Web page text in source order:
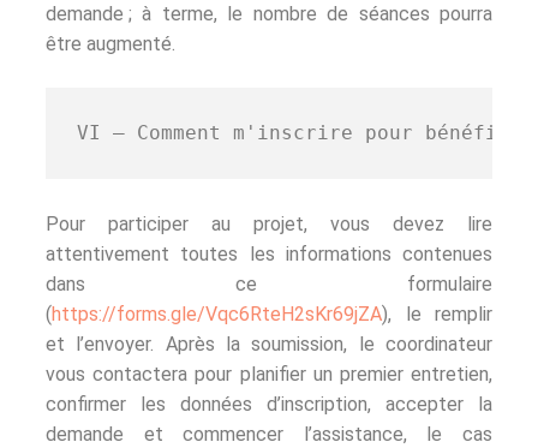
demande ; à terme, le nombre de séances pourra
être augmenté.
VI – Comment m'inscrire pour
Pour participer au projet, vous devez lire
attentivement toutes les informations contenues
dans ce formulaire
(https://forms.gle/Vqc6RteH2sKr69jZA), le remplir
et l’envoyer. Après la soumission, le coordinateur
vous contactera pour planifier un premier entretien,
confirmer les données d’inscription, accepter la
demande et commencer l’assistance, le cas